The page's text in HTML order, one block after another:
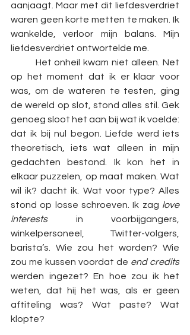
aanjaagt. Maar met dit liefdesverdriet
waren geen korte metten te maken. Ik
wankelde, verloor mijn balans. Mijn
liefdesverdriet ontwortelde me.
op het moment dat ik er klaar voor
was, om de wateren te testen, ging
de wereld op slot, stond alles stil. Gek
genoeg sloot het aan bij wat ik voelde:
dat ik bij nul begon. Liefde werd iets
theoretisch, iets wat alleen in mijn
gedachten bestond. Ik kon het in
elkaar puzzelen, op maat maken. Wat
wil ik? dacht ik. Wat voor type? Alles
stond op losse schroeven. Ik zag love
interests in voorbijgangers,
winkelpersoneel, Twitter-volgers,
barista’s. Wie zou het worden? Wie
zou me kussen voordat de
end credits
werden ingezet? En hoe zou ik het
weten, dat hij het was, als er geen
aftiteling was? Wat paste? Wat
klopte?